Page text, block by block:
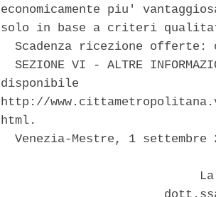
economicamente piu'
solo in base a criteri
Scadenza ricezione
SEZIONE VI - ALTRE
disponibile
http://
html.
Venezia-Mestre, 1 settembre